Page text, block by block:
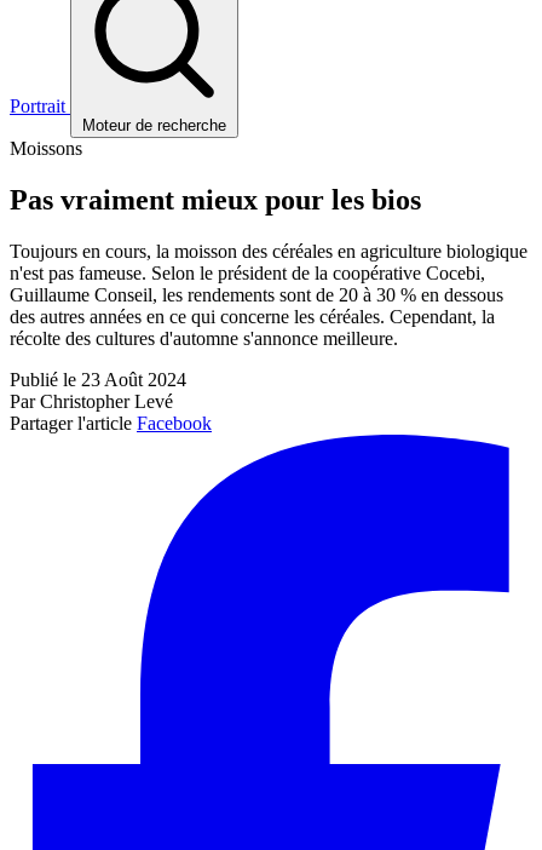
Portrait
Moteur de recherche
Moissons
Pas vraiment mieux pour les bios
Toujours en cours, la moisson des céréales en agriculture biologique
n'est pas fameuse. Selon le président de la coopérative Cocebi,
Guillaume Conseil, les rendements sont de 20 à 30 % en dessous
des autres années en ce qui concerne les céréales. Cependant, la
récolte des cultures d'automne s'annonce meilleure.
Publié le 23 Août 2024
Par Christopher Levé
Partager l'article Facebook